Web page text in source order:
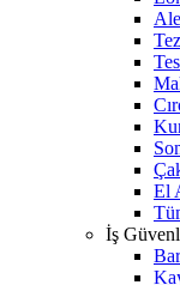
El
İş